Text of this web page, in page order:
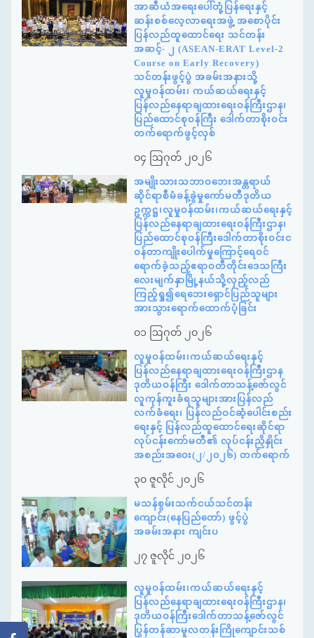
အာဆီယံအရေးပေါ်တုံ့ပြန်ရေးနှင့်
ဆန်းစစ်လေ့လာရေးအဖွဲ့ အစောပိုင်း
ပြန်လည်ထူထောင်ရေး သင်တန်း
အဆင့်- ၂ (ASEAN-ERAT Level-2
Course on Early Recovery)
သင်တန်းဖွင့်ပွဲ အခမ်းအနားသို့
လူမှုဝန်ထမ်း၊ ကယ်ဆယ်ရေးနှင့်
ပြန်လည်နေရာချထားရေးဝန်ကြီးဌာန၊
ပြည်ထောင်စုဝန်ကြီး ဒေါက်တာစိုးဝင်း
တက်ရောက်ဖွင့်လှစ်
၀၄ ဩဂုတ် ၂၀၂၆
အမျိုးသားသဘာဝဘေးအန္တရာယ်
ဆိုင်ရာစီမံခန့်ခွဲမှုကော်မတီဒုတိယ
ဥက္ကဋ္ဌ၊လူမှုဝန်ထမ်း၊ကယ်ဆယ်ရေးနှင့်
ပြန်လည်နေရာချထားရေးဝန်ကြီးဌာန၊
ပြည်ထောင်စုဝန်ကြီးဒေါက်တာစိုးဝင်းင
ဝန်တာကျိုးပေါက်မှုကြောင့်ရေဝင်
ရောက်ခဲ့သည့်ဧရာဝတီတိုင်းဒေသကြီး
လေးမျက်နှာမြို့နယ်သို့လှည့်လည်
ကြည့်ရှု၍ရေဘေးရှောင်ပြည်သူများ
အားသွားရောက်ထောက်ပံ့ခြင်း
၀၁ ဩဂုတ် ၂၀၂၆
လူမှုဝန်ထမ်း၊ကယ်ဆယ်ရေးနှင့်
ပြန်လည်နေရာချထားရေးဝန်ကြီးဌာန
ဒုတိယဝန်ကြီး ဒေါက်တာသန့်ဇော်လွင်
လူကုန်ကူးခံရသူများအားပြန်လည်
လက်ခံရေး၊ ပြန်လည်ဝင်ဆံ့ပေါင်းစည်း
ရေးနှင့် ပြန်လည်ထူထောင်ရေးဆိုင်ရာ
လုပ်ငန်းကော်မတီ၏ လုပ်ငန်းညှိနှိုင်း
အစည်းအဝေး(၂/၂၀၂၆) တက်ရောက်
၃၀ ဇူလိုင် ၂၀၂၆
မသန်စွမ်းသက်ငယ်သင်တန်း
ကျောင်း(နေပြည်တော်) ဖွင့်ပွဲ
အခမ်းအနား ကျင်းပ
၂၇ ဇူလိုင် ၂၀၂၆
လူမှုဝန်ထမ်း၊ကယ်ဆယ်ရေးနှင့်
ပြန်လည်နေရာချထားရေးဝန်ကြီးဌာန၊
ဒုတိယဝန်ကြီးဒေါက်တာသန့်ဇော်လွင်
ပြွန်တန်ဆာမူလတန်းကြိုကျောင်းသစ်